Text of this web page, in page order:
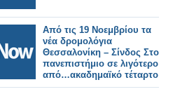
Από τις 19 Νοεμβρίου τα
νέα δρομολόγια
Θεσσαλονίκη – Σίνδος Στο
πανεπιστήμιο σε λιγότερο
από…ακαδημαϊκό τέταρτο